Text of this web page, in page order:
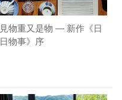
見物重又是物 — 新作《日
日物事》序